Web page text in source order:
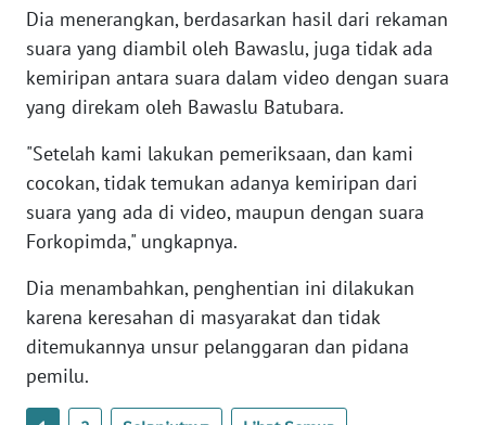
Dia menerangkan, berdasarkan hasil dari rekaman
suara yang diambil oleh Bawaslu, juga tidak ada
kemiripan antara suara dalam video dengan suara
yang direkam oleh Bawaslu Batubara.
"Setelah kami lakukan pemeriksaan, dan kami
cocokan, tidak temukan adanya kemiripan dari
suara yang ada di video, maupun dengan suara
Forkopimda," ungkapnya.
Dia menambahkan, penghentian ini dilakukan
karena keresahan di masyarakat dan tidak
ditemukannya unsur pelanggaran dan pidana
pemilu.
SUMBAR
WN
SUMSEL
BENGKULU
WN
WN
JATENG
WN